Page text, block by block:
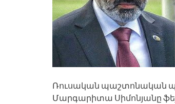
Ռուսական պաշտոնական
Մարգարիտա Սիմոնյանը